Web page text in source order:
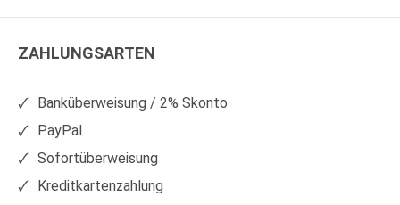
auf
auf
ZAHLUNGSARTEN
Banküberweisung / 2% Skonto
PayPal
Sofortüberweisung
Kreditkartenzahlung